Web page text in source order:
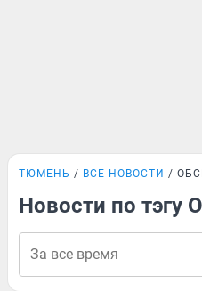
ТЮМЕНЬ ВСЕ НОВОСТИ
Новости по тэгу